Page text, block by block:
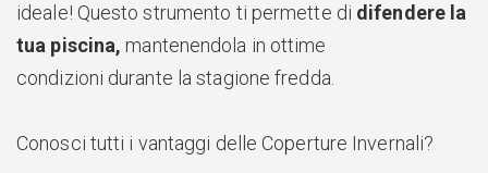
ideale! Questo strumento ti permette di difendere la
tua piscina, mantenendola in ottime
condizioni durante la stagione fredda.
Conosci tutti i vantaggi delle Coperture Invernali?